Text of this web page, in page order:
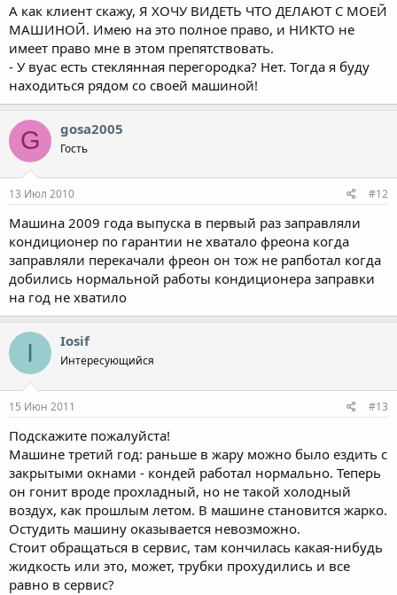
А как клиент скажу, Я ХОЧУ ВИДЕТЬ ЧТО ДЕЛАЮТ С МОЕЙ
МАШИНОЙ. Имею на это полное право, и НИКТО не
имеет право мне в этом препятствовать.
- У вуас есть стеклянная перегородка? Нет. Тогда я буду
находиться рядом со своей машиной!
G gosa2005
Гость
13 Июл 2010 #12
Машина 2009 года выпуска в первый раз заправляли
кондиционер по гарантии не хватало фреона когда
заправляли перекачали фреон он тож не рапботал когда
добились нормальной работы кондиционера заправки
на год не хватило
I Iosif
Интересующийся
15 Июн 2011 #13
Подскажите пожалуйста!
Машине третий год: раньше в жару можно было ездить с
закрытыми окнами - кондей работал нормально. Теперь
он гонит вроде прохладный, но не такой холодный
воздух, как прошлым летом. В машине становится жарко.
Остудить машину оказывается невозможно.
Стоит обращаться в сервис, там кончилась какая-нибудь
жидкость или это, может, трубки прохудились и все
равно в сервис?